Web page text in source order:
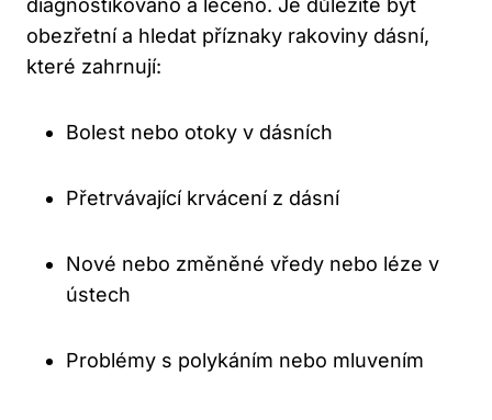
diagnostikováno a léčeno. Je důležité být
obezřetní a hledat příznaky rakoviny dásní,
které zahrnují:
Bolest nebo otoky v dásních
Přetrvávající krvácení z dásní
Nové nebo změněné vředy nebo léze v
ústech
Problémy s polykáním nebo mluvením